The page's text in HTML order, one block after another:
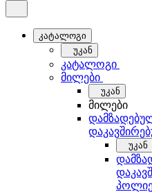
კატალოგი
უკან
კატალოგი
მილები
უკან
მილები
უკან